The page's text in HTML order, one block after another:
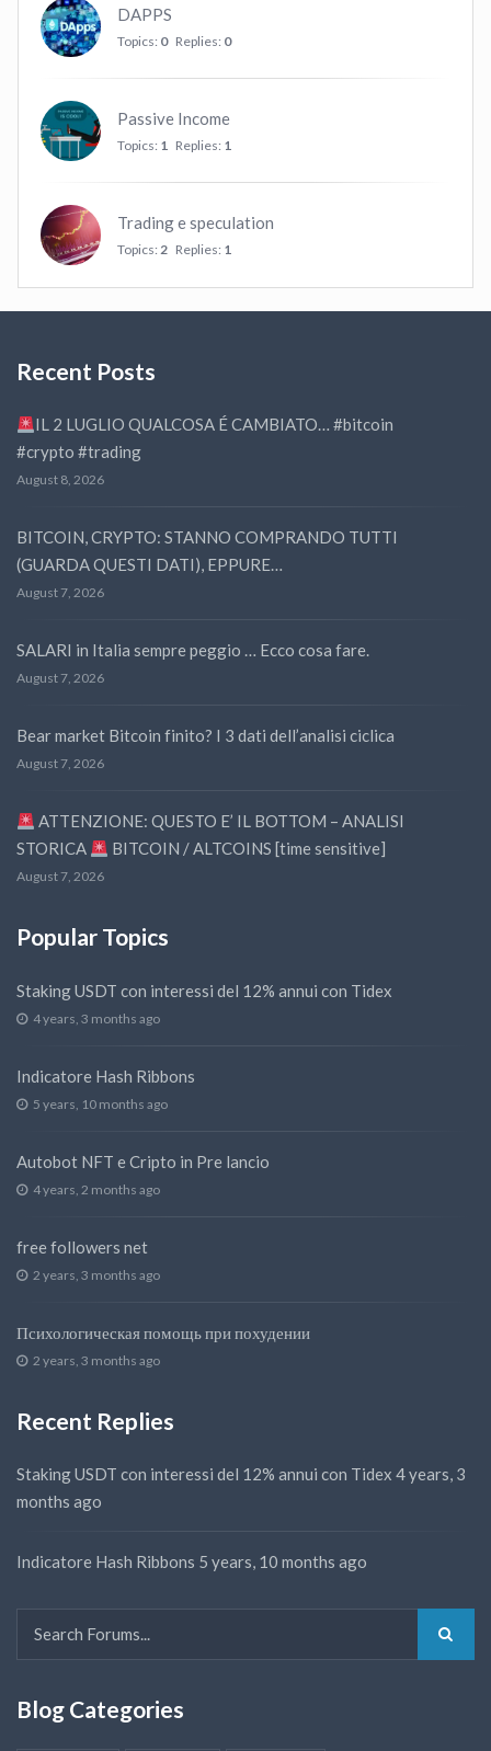
DAPPS
Topics: 0 Replies: 0
Passive Income
Topics: 1 Replies: 1
Trading e speculation
Topics: 2 Replies: 1
Recent Posts
IL 2 LUGLIO QUALCOSA É CAMBIATO… #bitcoin
#crypto #trading
August 8, 2026
BITCOIN, CRYPTO: STANNO COMPRANDO TUTTI
(GUARDA QUESTI DATI), EPPURE…
August 7, 2026
SALARI in Italia sempre peggio … Ecco cosa fare.
August 7, 2026
Bear market Bitcoin finito? I 3 dati dell’analisi ciclica
August 7, 2026
ATTENZIONE: QUESTO E’ IL BOTTOM – ANALISI
STORICA
BITCOIN / ALTCOINS [time sensitive]
August 7, 2026
Popular Topics
Staking USDT con interessi del 12% annui con Tidex
4 years, 3 months ago
Indicatore Hash Ribbons
5 years, 10 months ago
Autobot NFT e Cripto in Pre lancio
4 years, 2 months ago
free followers net
2 years, 3 months ago
Психологическая помощь при похудении
2 years, 3 months ago
Recent Replies
Staking USDT con interessi del 12% annui con Tidex 4 years, 3
months ago
Indicatore Hash Ribbons 5 years, 10 months ago
Blog Categories